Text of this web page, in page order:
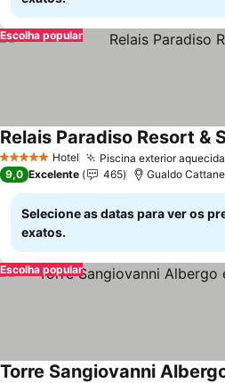
Escolha popular
5 Estrelas Hotel Piscina exterior aquecida
Relais Paradiso Resort &
9,0 Excelente 465 Gualdo
Selecione as datas para ver os
exatos.
Escolha popular